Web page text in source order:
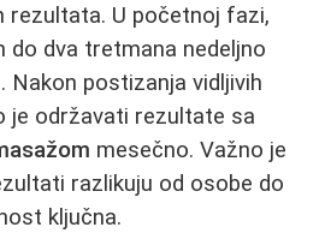
rezultata. U početnoj fazi,
do dva tretmana nedeljno
Nakon postizanja vidljivih
je održavati rezultate sa
mesečno. Važno je
razlikuju od osobe do
ključna.